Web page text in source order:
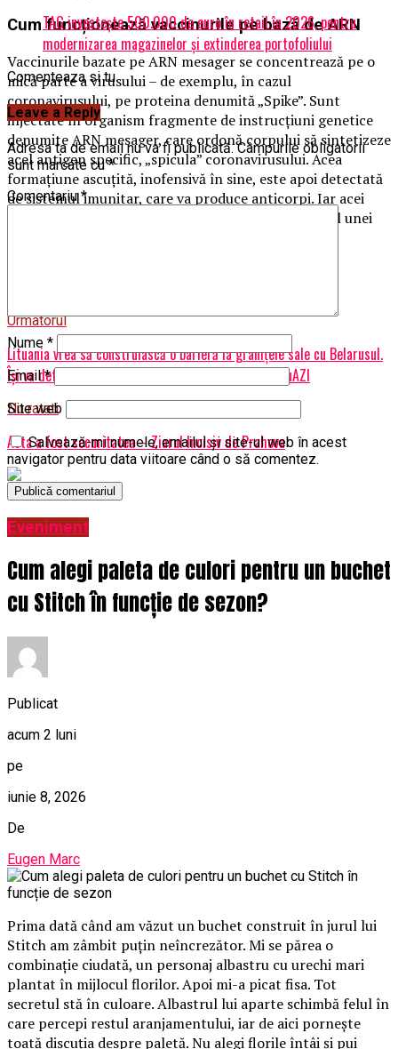
Cum funcționează vaccinurile pe bază de ARN
Vaccinurile bazate pe ARN mesager se concentrează pe o
mică parte a virusului – de exemplu, în cazul
coronavirusului, pe proteina denumită „Spike”. Sunt
injectate în organism fragmente de instrucţiuni genetice
denumite ARN mesager, care ordonă corpului să sintetizeze
acel antigen specific, „spicula” coronavirusului. Acea
formaţiune ascuţită, inofensivă în sine, este apoi detectată
de sistemul imunitar, care va produce anticorpi. Iar acei
anticorpi vor putea apoi să combată virusul în cazul unei
Urmatorul
Lituania vrea să construiască o barieră la granițele sale cu Belarusul.
Își va defășura armata la frontieră – Capital | BuzauAZI
Nu ratati
Asta a fost securitatea – Ziarul Incisiv de Prahova
TAG investește 500.000 de euro în retail în 2026, pentru
modernizarea magazinelor și extinderea portofoliului
Comenteaza si tu
Leave a Reply
Adresa ta de email nu va fi publicată. Câmpurile obligatorii
sunt marcate cu*
Comentariu*
Nume *
Email*
Site web
Salvează-mi numele, emailul și site-ul web în acest
navigator pentru data viitoare când o să comentez.
Eveniment
Cum alegi paleta de culori pentru un buchet
cu Stitch în funcție de sezon?
Publicat
acum 2 luni
pe
iunie 8, 2026
De
Eugen Marc
Prima dată când am văzut un buchet construit în jurul lui
Stitch am zâmbit puțin neîncrezător. Mi se părea o
combinație ciudată, un personaj albastru cu urechi mari
plantat în mijlocul florilor. Apoi mi-a picat fisa. Tot
secretul stă în culoare. Albastrul lui aparte schimbă felul în
care percepi restul aranjamentului, iar de aici pornește
toată discuția despre paletă. Nu alegi florile întâi și pui